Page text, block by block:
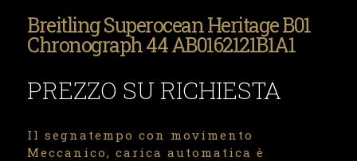
Breitling Superocean Heritage B01
Chronograph 44 AB0162121B1A1
PREZZO SU RICHIESTA
Il segnatempo con movimento
Meccanico, carica automatica è